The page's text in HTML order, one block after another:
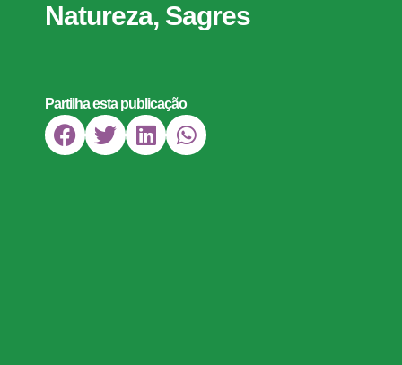
Natureza, Sagres
Partilha esta publicação